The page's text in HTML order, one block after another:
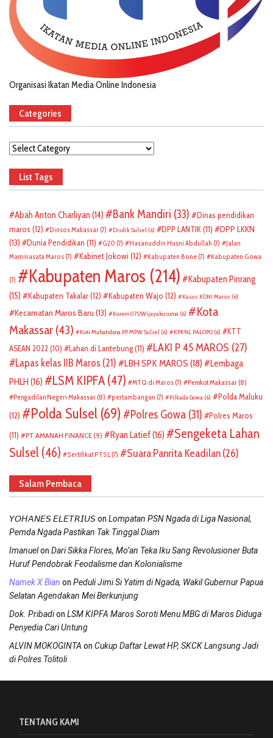
Organisasi Ikatan Media Online Indonesia
Categories
Categories
List Tags
Abah Anton Charliyan (14) Bank Mandiri (33)
Dinas pendidikan
maros (12) Dinsos Makassar (7) Disdik Sulsel (6) DPP LANTIK(11)
DPP LKKN
(13)
Dunia Pendidikan (11) G20 (7) Hasanuddin Husni Abdullah (7)
Jalan
Maminasata Maros (7) Kabinet Jokowi (12) Kabupaten Bone (7) Kabupaten Gowa
(7) Kabupaten Maros (214)
Kabupaten Pinrang
(15)
Kabupaten Takalar(12) Kabupaten Wajo (12) Kasus KONI Maros (6)
Kecamatan Maros Baru (13) Korem 071/Wijayakusuma (6)
Kota
Makassar (43) Koti Mahatidana PP MPW Sulsel (6) KPKNL PALOPO (6)
KTT
ASEAN 2022 (10) Lahan di Lantebung(11) LAKI P 45 MAROS (27)
Lapas kelas IIB Maros (21) LBH SPK MAROS (18)
Lembaga
PHLH (16) LSM KIPFA (47) MTQ di Maros (7) Pemkot Makassar (8)
Pengadilan Negeri Makassar (8) pertambangan (7) Pilkada Gowa (6)
Polda Maluku
(12)
Polda Sulsel (69) Polres Gowa (31)
Polres Maros
(11)
PT AMANAH FINANCE(9) Ryan Latief(16)
Sengeketa Lahan
Sulsel (46) Sertifikat PTSL (7) Suara Panrita Keadilan(26)
Salam Pembaca
𝘠𝘖𝘏𝘈𝘕𝘌𝘚 𝘌𝘓𝘌𝘛𝘙𝘐𝘜𝘚on Lompatan PSN Ngada di Liga Nasional,
Pemda Ngada Pastikan Tak Tinggal Diam
Imanuelon Dari Sikka Flores, Mo’an Teka Iku Sang Revolusioner Buta
Huruf Pendobrak Feodalisme dan Kolonialisme
Namek X Bian on Peduli Jimi Si Yatim di Ngada, Wakil Gubernur Papua
Selatan Agendakan Mei Berkunjung
Dok. Pribadion LSM KIPFA Maros Soroti Menu MBG di Maros Diduga
Penyedia Cari Untung
ALVIN MOKOGINTA on Cukup Daftar Lewat HP, SKCK Langsung Jadi
di Polres Tolitoli
TENTANG KAMI